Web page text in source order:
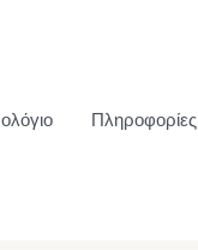
Πληροφορίες